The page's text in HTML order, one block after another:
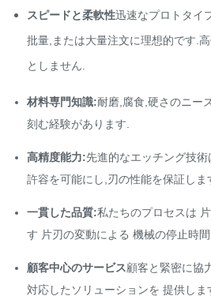
スピードと柔軟性迅速なプロトタイ
批量,または大量注文に理想的です.
としません.
材料専門知識:耐磨,腐食,硬さのニー
刻む経験があります.
高精度能力:先進的なエッチング技
許容を可能にし,刃の性能を保証しま
一貫した品質:私たちのプロセスは
す 片刃の変動による 機械の停止時
顧客中心のサービス顧客と緊密に協
対応したソリューションを 提供しま